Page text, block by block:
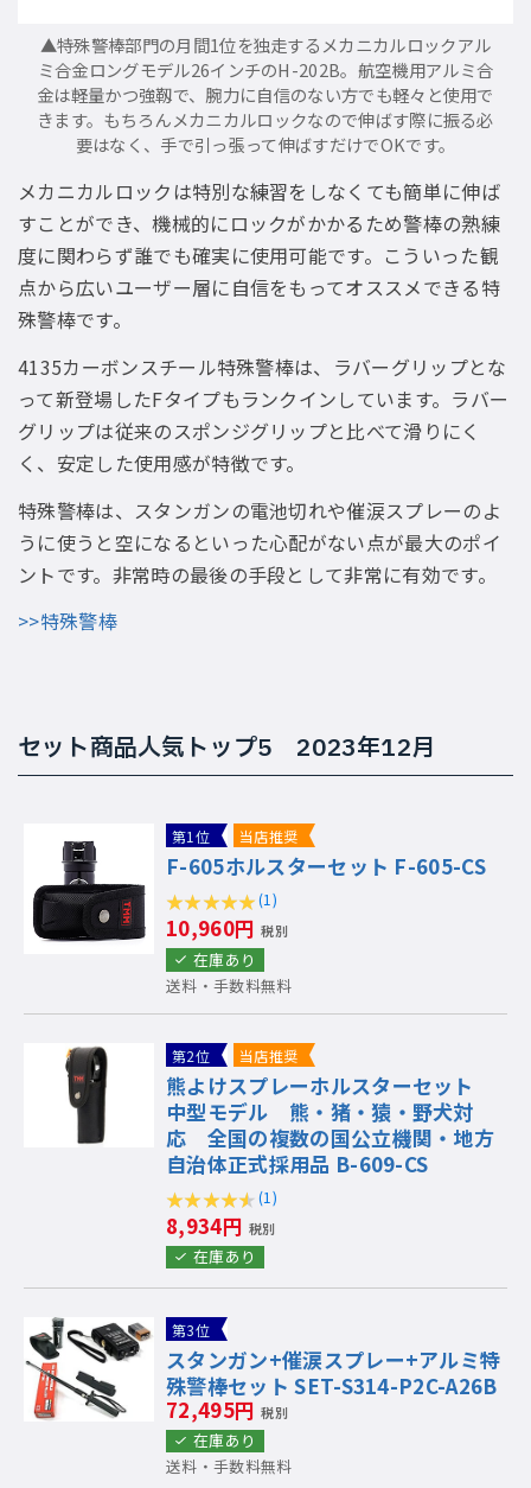
▲特殊警棒部門の月間1位を独走するメカニカルロックアル
ミ合金ロングモデル26インチのH-202B。航空機用アルミ合
金は軽量かつ強靱で、腕力に自信のない方でも軽々と使用で
きます。もちろんメカニカルロックなので伸ばす際に振る必
要はなく、手で引っ張って伸ばすだけでOKです。
メカニカルロックは特別な練習をしなくても簡単に伸ば
すことができ、機械的にロックがかかるため警棒の熟練
度に関わらず誰でも確実に使用可能です。こういった観
点から広いユーザー層に自信をもってオススメできる特
殊警棒です。
4135カーボンスチール特殊警棒は、ラバーグリップとな
って新登場したFタイプもランクインしています。ラバー
グリップは従来のスポンジグリップと比べて滑りにく
く、安定した使用感が特徴です。
特殊警棒は、スタンガンの電池切れや催涙スプレーのよ
うに使うと空になるといった心配がない点が最大のポイ
ントです。非常時の最後の手段として非常に有効です。
>>特殊警棒
セット商品人気トップ5 2023年12月
第1位 当店推奨
F-605ホルスターセット F-605-CS
(1)
10,960円 税別
在庫あり
送料・手数料無料
第2位 当店推奨
熊よけスプレーホルスターセット
中型モデル 熊・猪・猿・野犬対
応 全国の複数の国公立機関・地方
自治体正式採用品 B-609-CS
(1)
8,934円 税別
在庫あり
第3位
スタンガン+催涙スプレー+アルミ特
殊警棒セット SET-S314-P2C-A26B
72,495円 税別
在庫あり
送料・手数料無料